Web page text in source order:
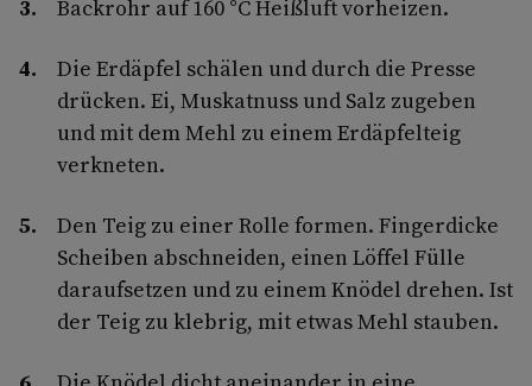
Backrohr auf 160 °C Heißluft vorheizen.
Die Erdäpfel schälen und durch die Presse
drücken. Ei, Muskatnuss und Salz zugeben
und mit dem Mehl zu einem Erdäpfelteig
verkneten.
Den Teig zu einer Rolle formen. Fingerdicke
Scheiben abschneiden, einen Löffel Fülle
daraufsetzen und zu einem Knödel drehen. Ist
der Teig zu klebrig, mit etwas Mehl stauben.